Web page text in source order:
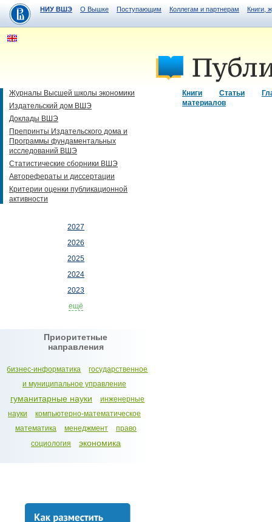
НИУ ВШЭ О Вышке Поступающим Коллегам и партнерам Книги,
Книги Статьи
материалов
Журналы Высшей школы экономики
Издательский дом ВШЭ
Доклады ВШЭ
Препринты Издательского дома и
Программы фундаментальных
исследований ВШЭ
Статистические сборники ВШЭ
Авторефераты и диссертации
Критерии оценки публикационной
активности
2027
2026
2025
2024
2023
ещё
Приоритетные
направления
бизнес-информатика
государственное
и муниципальное управление
гуманитарные науки
инженерные
науки
компьютерно-математическое
математика
менеджмент
право
социология
экономика